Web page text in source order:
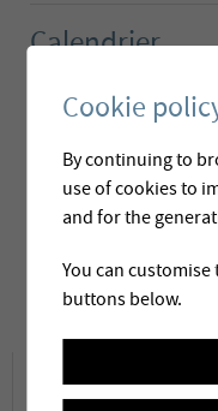
Calendrier
Juillet 2022
Octobre 2022
Février 2023
Descriptif
Cookie
By continuing to
use of cookies to
and for the
You can
buttons below.